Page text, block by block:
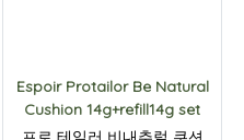
Espoir Protailor Be Natural
Cushion 14g+refill14g set